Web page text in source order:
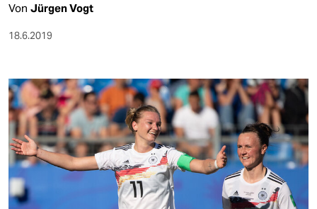
Von Jürgen Vogt
18.6.2019